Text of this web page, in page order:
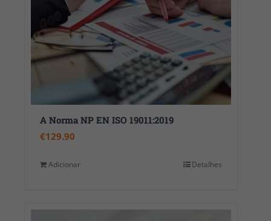
A Norma NP EN ISO 19011:2019
€129.90
Adicionar Detalhes